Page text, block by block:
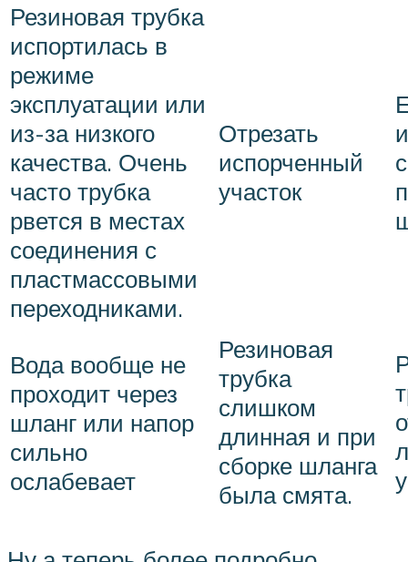
Резиновая трубка
испортилась в
режиме
эксплуатации или
из-за низкого
качества. Очень
часто трубка
рвется в местах
соединения с
пластмассовыми
переходниками.
Отрезать
испорченный
участок
Вода вообще не
проходит через
шланг или напор
сильно
ослабевает
Резиновая
трубка
слишком
длинная и при
сборке шланга
была смята.